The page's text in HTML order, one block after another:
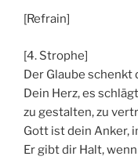
[Refrain]
[4. Strophe]
Der Glaube schenkt
Dein Herz, es
zu gestalten, zu
Gott ist dein Anker,
Er gibt dir Halt,